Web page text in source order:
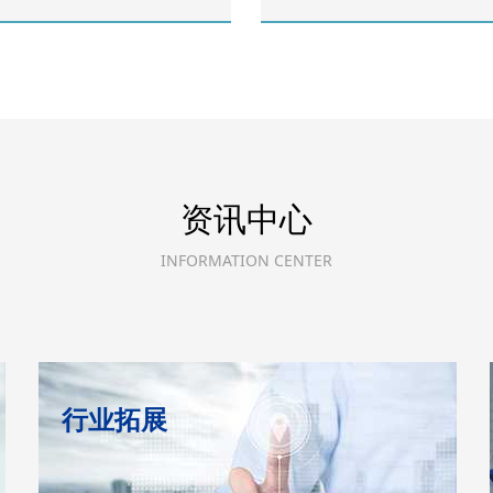
资讯中心
INFORMATION CENTER
行业拓展